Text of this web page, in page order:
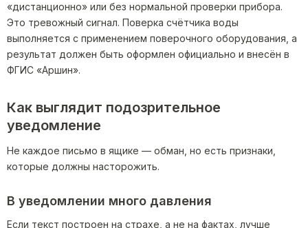
«дистанционно» или без нормальной проверки прибора.
Это тревожный сигнал. Поверка счётчика воды
выполняется с применением поверочного оборудования, а
результат должен быть оформлен официально и внесён в
ФГИС «Аршин».
Как выглядит подозрительное
уведомление
Не каждое письмо в ящике — обман, но есть признаки,
которые должны насторожить.
В уведомлении много давления
Если текст построен на страхе, а не на фактах, лучше